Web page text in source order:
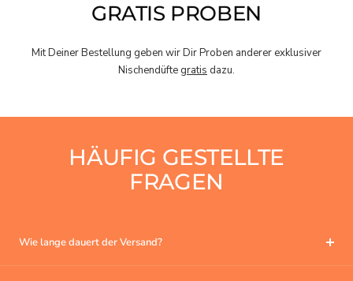
GRATIS PROBEN
Mit Deiner Bestellung geben wir Dir Proben anderer exklusiver
Nischendüfte gratis dazu.
HÄUFIG GESTELLTE
FRAGEN
Wie lange dauert der Versand?